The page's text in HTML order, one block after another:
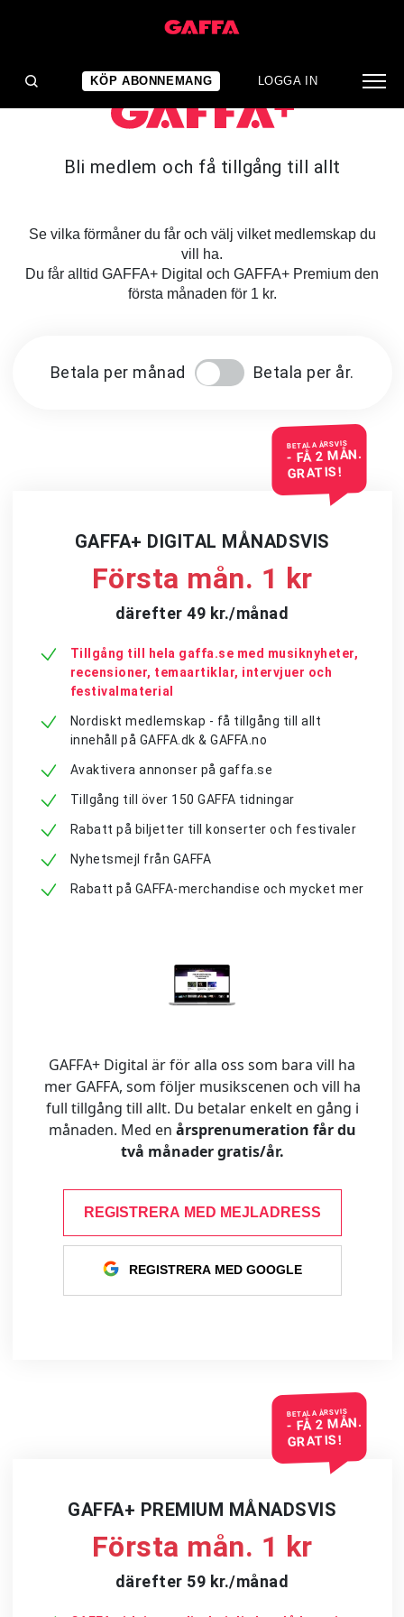
KÖP ABONNEMANG LOGGA IN
Bli medlem och få tillgång till allt
Se vilka förmåner du får och välj vilket medlemskap du
vill ha.
Du får alltid GAFFA+ Digital och GAFFA+ Premium den
första månaden för 1 kr.
Betala per månad Betala per år.
BETALA ÅRSVIS
- FÅ 2 MÅN.
GRATIS!
GAFFA+ DIGITAL MÅNADSVIS
Första mån. 1 kr
därefter 49 kr./månad
Tillgång till hela gaffa.se med musiknyheter,
recensioner, temaartiklar, intervjuer och
festivalmaterial
Nordiskt medlemskap - få tillgång till allt
innehåll på GAFFA.dk & GAFFA.no
Avaktivera annonser på gaffa.se
Tillgång till över 150 GAFFA tidningar
Rabatt på biljetter till konserter och festivaler
Nyhetsmejl från GAFFA
Rabatt på GAFFA-merchandise och mycket mer
GAFFA+ Digital är för alla oss som bara vill ha
mer GAFFA, som följer musikscenen och vill ha
full tillgång till allt. Du betalar enkelt en gång i
månaden. Med en årsprenumeration får du
två månader gratis/år.
REGISTRERA MED MEJLADRESS
REGISTRERA MED GOOGLE
BETALA ÅRSVIS
- FÅ 2 MÅN.
GRATIS!
GAFFA+ PREMIUM MÅNADSVIS
Första mån. 1 kr
därefter 59 kr./månad